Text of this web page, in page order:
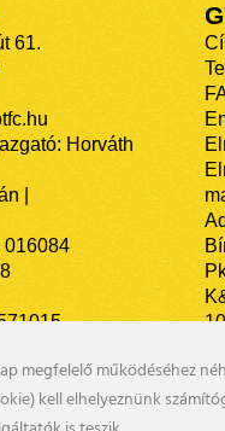
61.
Horváth
|
016084
megfelelő működéséhez
kell elhelyeznünk